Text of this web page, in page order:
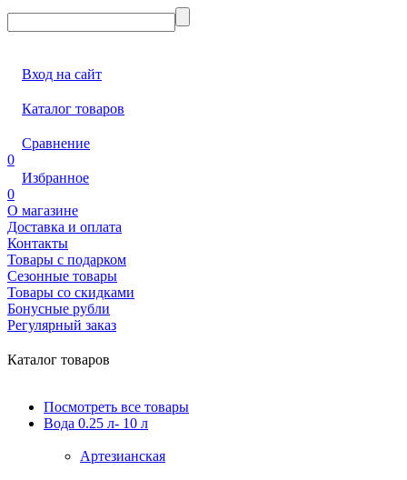
Вход на сайт
Каталог товаров
Сравнение
0
Избранное
0
О магазине
Доставка и оплата
Контакты
Товары с подарком
Сезонные товары
Товары со скидками
Бонусные рубли
Регулярный заказ
Каталог товаров
Посмотреть все товары
Вода 0.25 л- 10 л
Артезианская